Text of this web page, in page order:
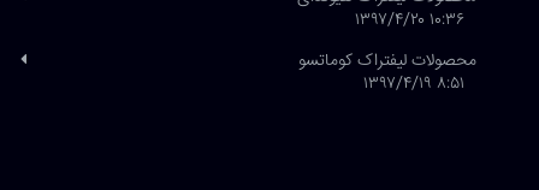
۱۰:۳۶ ۱۳۹۷/۴/۲۰
محصولات لیفتراک کوماتسو
۸:۵۱ ۱۳۹۷/۴/۱۹